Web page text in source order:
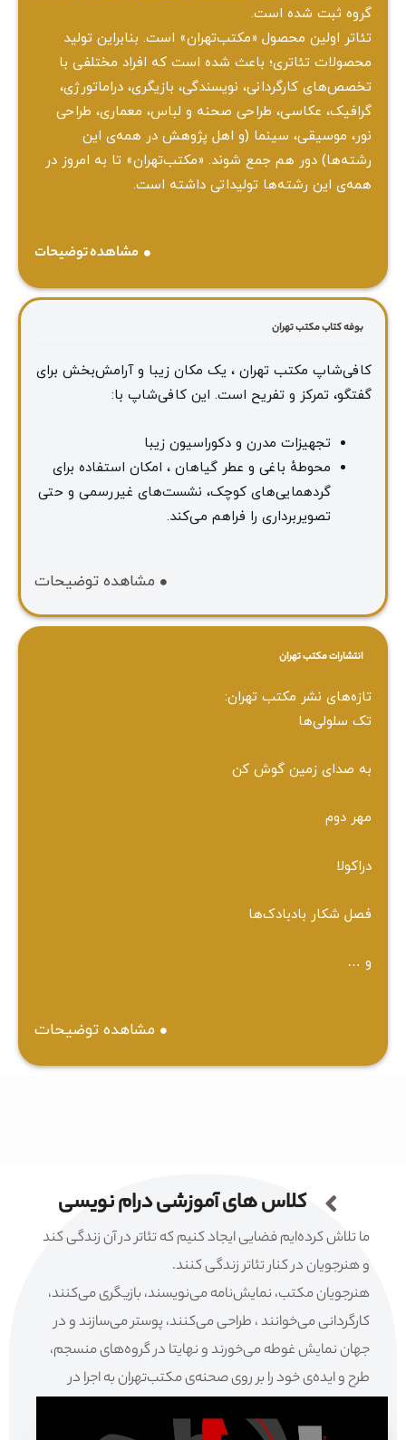
گروه ثبت شده است.
تئاتر اولین محصول «مکتب‌تهران» است. بنابراین تولید
محصولات تئاتری؛ باعث شده است که افراد مختلفی با
تخصص‌های کارگردانی، نویسندگی، بازیگری، دراماتورژی،
گرافیک، عکاسی، طراحی ‌صحنه و لباس، معماری، طراحی
نور، موسیقی، سینما (و اهل پژوهش در همه‌ی این
رشته‌ها) دور هم جمع شوند. «مکتب‌تهران» تا به امروز در
همه‌ی این رشته‌ها تولیداتی داشته است.
مشاهده توضیحات
بوفه کتاب مکتب تهران
کافی‌شاپ مکتب تهران ، یک مکان زیبا و آرامش‌بخش برای
گفتگو، تمرکز و تفریح است. این کافی‌شاپ با:
تجهیزات مدرن و دکوراسیون زیبا
محوطهٔ باغی و عطر گیاهان ، امکان استفاده برای
گردهمایی‌های کوچک، نشست‌های غیررسمی و حتی
تصویربرداری را فراهم می‌کند.
مشاهده توضیحات
انتشارات مکتب تهران
تازه‌های نشر مکتب تهران:
تک سلولی‌ها
به صدای زمین گوش کن
مهر دوم
دراکولا
فصل شکار بادبادک‌ها
و …
مشاهده توضیحات
کلاس های آموزشی درام نویسی
ما تلاش کرده‌ایم فضایی ایجاد کنیم که تئاتر در آن زندگی کند
و هنرجویان در کنار تئاتر زندگی کنند.
هنرجویان مکتب، نمایش‌نامه می‌نویسند، بازیگری می‌کنند،
کارگردانی می‌خوانند ، طراحی می‌کنند، پوستر می‌سازند و در
جهان نمایش غوطه می‌خورند و نهایتا در گروه‌های منسجم،
طرح و ایده‌ی خود را بر روی صحنه‌ی مکتب‌تهران به اجرا در